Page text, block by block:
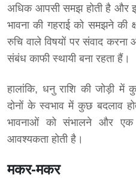
अधिक आपसी समझ होती है और
भावना की गहराई को समझने की
रुचि वाले विषयों पर संवाद
संबंध काफी स्थायी बना रहता हैं।
हालांकि, धनु राशि की जोड़ी में
दोनों के स्वभाव में कुछ बदलाव
भावनाओं को संभालने और
आवश्यकता होती है।
मकर-मकर